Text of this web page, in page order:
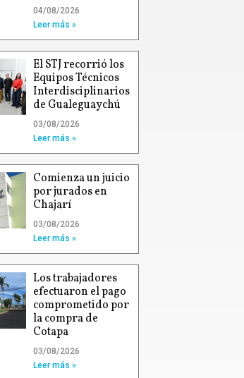
04/08/2026
Leer más »
El STJ recorrió los
Equipos Técnicos
Interdisciplinarios
de Gualeguaychú
03/08/2026
Leer más »
Comienza un juicio
por jurados en
Chajarí
03/08/2026
Leer más »
Los trabajadores
efectuaron el pago
comprometido por
la compra de
Cotapa
03/08/2026
Leer más »